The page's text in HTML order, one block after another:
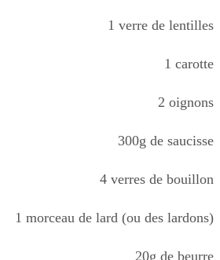
1 verre de lentilles
1 carotte
2 oignons
300g de saucisse
4 verres de bouillon
1 morceau de lard (ou des lardons)
20g de beurre